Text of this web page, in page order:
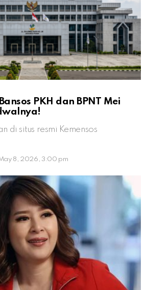
PKH dan BPNT Mei
di situs resmi Kemensos
8, 2026, 3:00 pm